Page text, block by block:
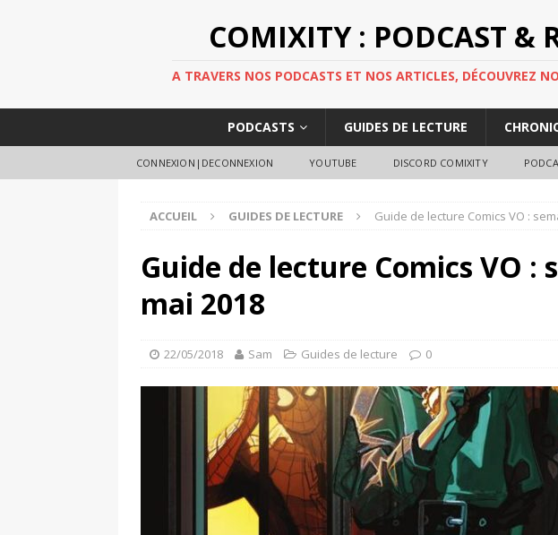
COMIXITY : PODCAST &
A TRAVERS NOS PODCASTS ET NOS ARTICLES, DÉCOUVREZ
PODCASTS GUIDES DE LECTURE
CONNEXION|DECONNEXION YOUTUBE DISCORD COMIXITY
ACCUEIL GUIDES DE LECTURE Guide de lecture Comics VO :
Guide de lecture Comics VO :
mai 2018
22/05/2018 Sam Guides de lecture 0